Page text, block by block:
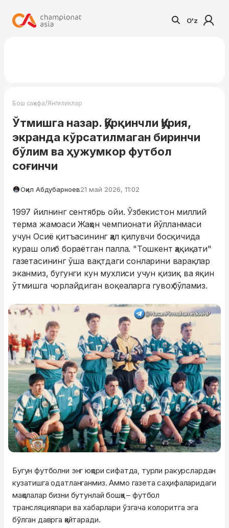
O'z
Бош саҳифа/Янгиликлар
Ўтмишга назар. Қўрқинчли Қурия,
экранда кўрсатилмаган биринчи
бўлим ва ҳужумкор футбол
соғинчи
Оқил Абдубарноев21 май 2026, 11:02
1997 йилнинг сентябрь ойи. Ўзбекистон миллий
терма жамоаси Жаҳон чемпионати йўлланмаси
учун Осиё қитъасининг ҳал қилувчи босқичида
кураш олиб бораётган палла. "Тошкент ҳақиқати"
газетасининг ўша вақтдаги сонларини варақлар
эканмиз, бугунги кун мухлиси учун қизиқ ва яқин
ўтмишга чорлайдиган воқеаларга гувоҳ бўламиз.
Бугун футболни энг юқори сифатда, турли ракурслардан
кузатишга одатланганмиз. Аммо газета саҳифаларидаги
мақолалар бизни бутунлай бошқа – футбол
трансляциялари ва хабарлари ўзгача колоритга эга
бўлган даврга қайтаради.